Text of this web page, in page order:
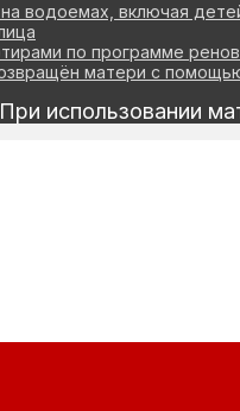
водоемах, включая
по программе
матери с
использовании